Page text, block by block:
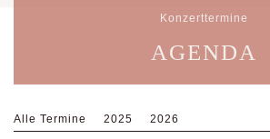
Konzerttermine
AGENDA
Alle Termine 2025 2026